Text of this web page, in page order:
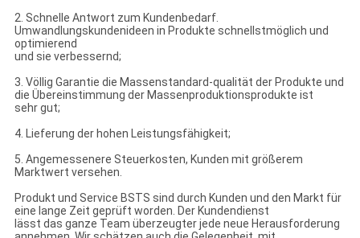
2. Schnelle Antwort zum Kundenbedarf.
Umwandlungskundenideen in Produkte schnellstmöglich und
optimierend
und sie verbessernd;
3. Völlig Garantie die Massenstandard-qualität der Produkte und
die Übereinstimmung der Massenproduktionsprodukte ist
sehr gut;
4. Lieferung der hohen Leistungsfähigkeit;
5. Angemessenere Steuerkosten, Kunden mit größerem
Marktwert versehen.
Produkt und Service BSTS sind durch Kunden und den Markt für
eine lange Zeit geprüft worden. Der Kundendienst
lässt das ganze Team überzeugter jede neue Herausforderung